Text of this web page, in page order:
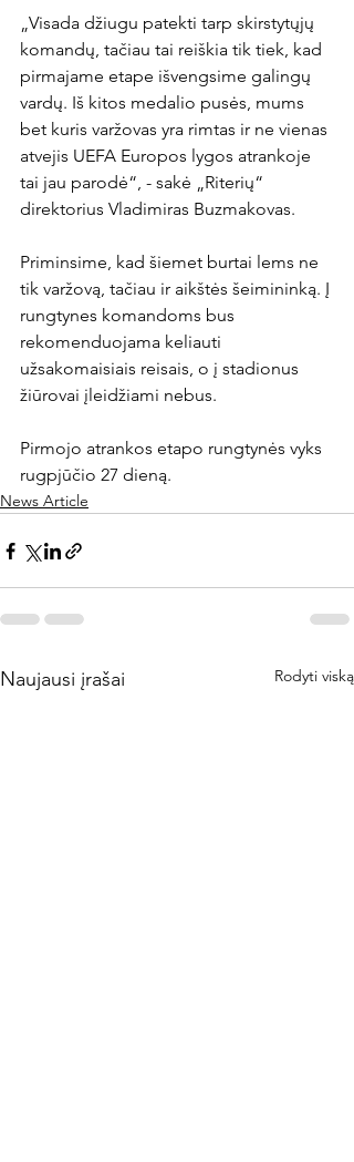
„Visada džiugu patekti tarp skirstytųjų
komandų, tačiau tai reiškia tik tiek, kad
pirmajame etape išvengsime galingų
vardų. Iš kitos medalio pusės, mums
bet kuris varžovas yra rimtas ir ne vienas
atvejis UEFA Europos lygos atrankoje
tai jau parodė“, - sakė „Riterių“
direktorius Vladimiras Buzmakovas.
Priminsime, kad šiemet burtai lems ne
tik varžovą, tačiau ir aikštės šeimininką. Į
rungtynes komandoms bus
rekomenduojama keliauti
užsakomaisiais reisais, o į stadionus
žiūrovai įleidžiami nebus.
Pirmojo atrankos etapo rungtynės vyks
rugpjūčio 27 dieną.
News Article
Naujausi įrašai Rodyti viską